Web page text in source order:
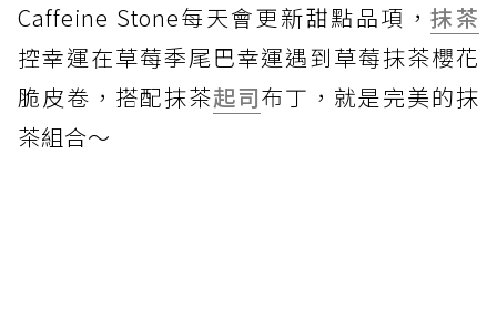
Caffeine Stone每天會更新甜點品項，抹茶
控幸運在草莓季尾巴幸運遇到草莓抹茶櫻花
脆皮卷，搭配抹茶起司布丁，就是完美的抹
茶組合～